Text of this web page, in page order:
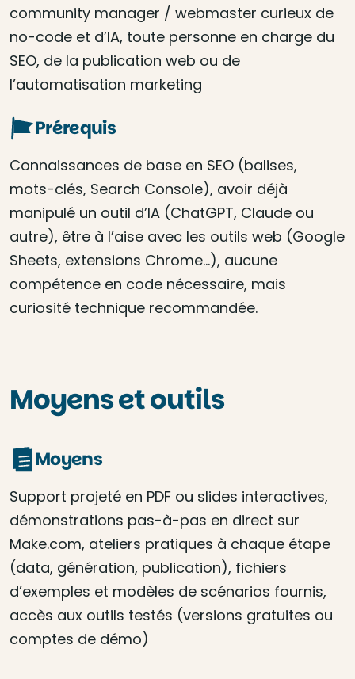
community manager / webmaster curieux de
no-code et d’IA, toute personne en charge du
SEO, de la publication web ou de
l’automatisation marketing
Prérequis
Connaissances de base en SEO (balises,
mots-clés, Search Console), avoir déjà
manipulé un outil d’IA (ChatGPT, Claude ou
autre), être à l’aise avec les outils web (Google
Sheets, extensions Chrome…), aucune
compétence en code nécessaire, mais
curiosité technique recommandée.
Moyens et outils
Moyens
Support projeté en PDF ou slides interactives,
démonstrations pas-à-pas en direct sur
Make.com, ateliers pratiques à chaque étape
(data, génération, publication), fichiers
d’exemples et modèles de scénarios fournis,
accès aux outils testés (versions gratuites ou
comptes de démo)